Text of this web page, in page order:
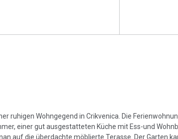
ruhigen Wohngegend in Crikvenica. Die
einer gut ausgestatteten Küche mit Ess-und
auf die überdachte möblierte Terasse. Der Garten